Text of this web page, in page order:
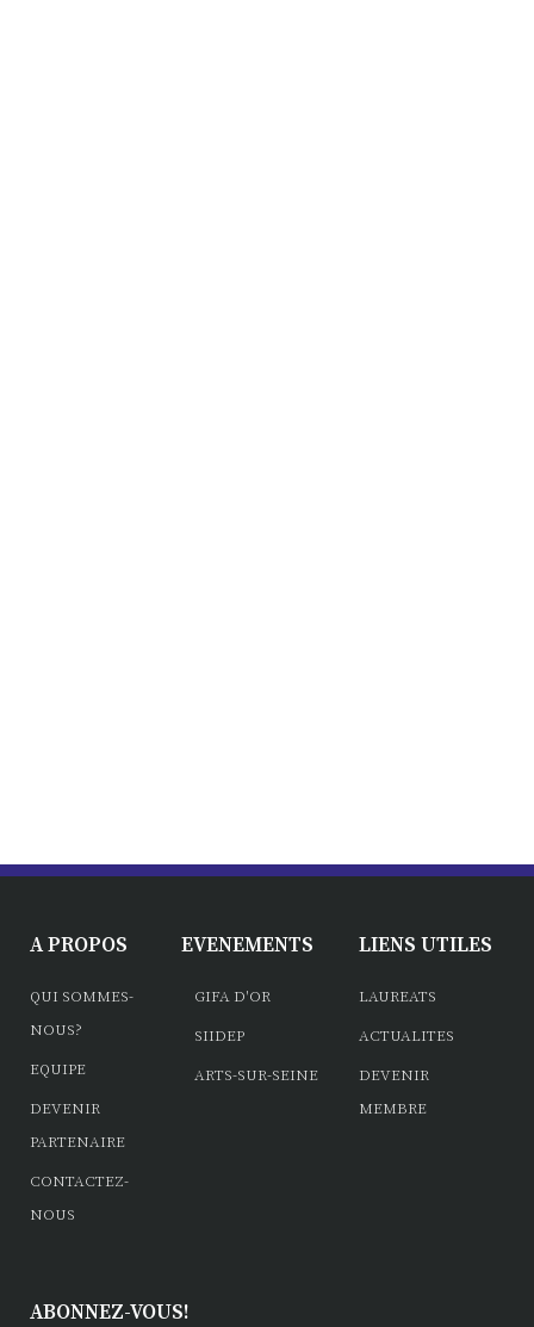
A PROPOS
QUI SOMMES-
NOUS?
EQUIPE
DEVENIR
PARTENAIRE
CONTACTEZ-
NOUS
EVENEMENTS
GIFA D'OR
SIIDEP
ARTS-SUR-SEINE
LIENS UTILES
LAUREATS
ACTUALITES
DEVENIR
MEMBRE
ABONNEZ-VOUS!